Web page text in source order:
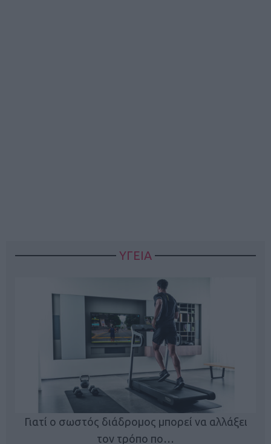
ΥΓΕΙΑ
Γιατί ο σωστός διάδρομος μπορεί να αλλάξει
τον τρόπο πο…